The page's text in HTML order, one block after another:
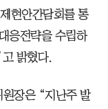
현안간담회를 통
응전략을 수립하
밝혔다.
장은 “지난주 발